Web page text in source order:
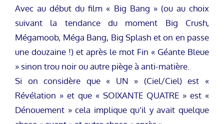
Avec au début du film « Big Bang » (ou au choix
suivant la tendance du moment Big Crush,
Mégamoob, Méga Bang, Big Splash et on en passe
une douzaine !) et après le mot Fin « Géante Bleue
» sinon trou noir ou autre piège à anti-matière.
Si on considère que « UN » (Ciel/Ciel) est «
Révélation » et que « SOIXANTE QUATRE » est «
Dénouement » cela implique qu’il y avait quelque